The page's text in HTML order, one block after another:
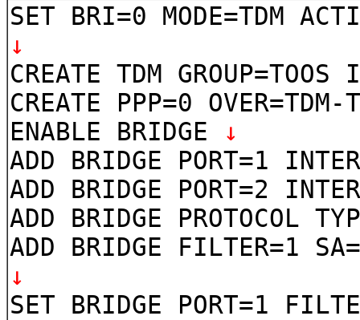
SET BRI=0 MODE=TDM
↓
CREATE TDM
CREATE PPP=0 OVER=TDM-
ENABLE BRIDGE ↓
ADD BRIDGE PORT=1
ADD BRIDGE PORT=2
ADD BRIDGE PROTOCOL
ADD BRIDGE FILTER=1
↓
SET BRIDGE PORT=1